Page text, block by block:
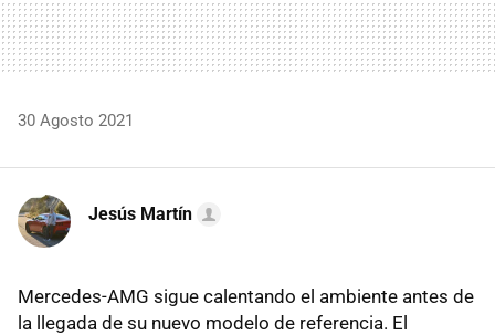
30 Agosto 2021
Jesús Martín
Mercedes-AMG sigue calentando el ambiente antes de
la llegada de su nuevo modelo de referencia. El